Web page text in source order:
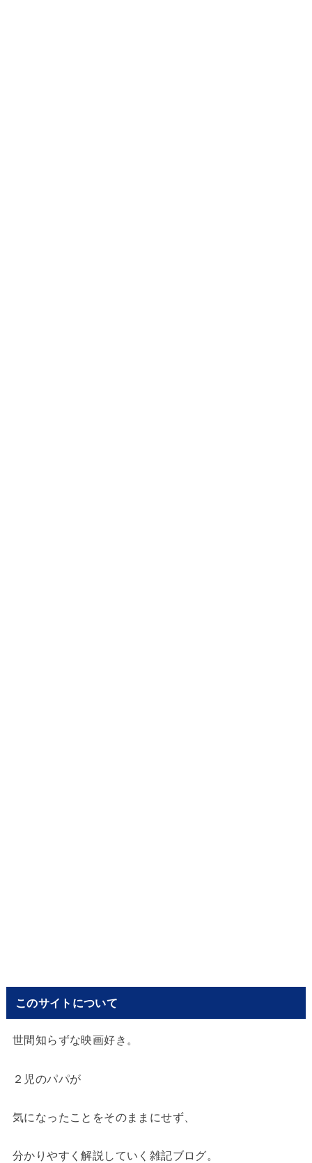
このサイトについて
世間知らずな映画好き。
２児のパパが
気になったことをそのままにせず、
分かりやすく解説していく雑記ブログ。